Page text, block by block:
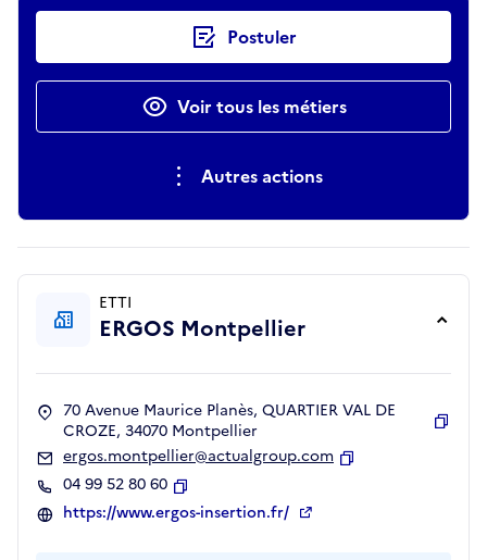
Actions rapides Postuler
Voir tous les métiers
Autres actions
ETTI
ERGOS Montpellier
70 Avenue Maurice Planès, QUARTIER VAL DE
CROZE, 34070 Montpellier
ergos.montpellier@actualgroup.com
04 99 52 80 60
Copier
https://www.ergos-insertion.fr/